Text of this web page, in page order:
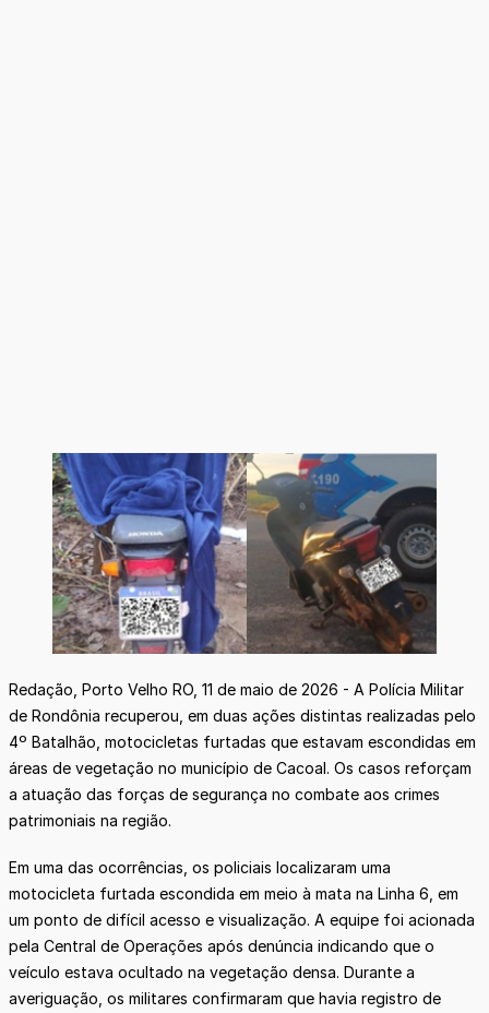
Redação, Porto Velho RO, 11 de maio de 2026 - A Polícia Militar
de Rondônia recuperou, em duas ações distintas realizadas pelo
4º Batalhão, motocicletas furtadas que estavam escondidas em
áreas de vegetação no município de Cacoal. Os casos reforçam
a atuação das forças de segurança no combate aos crimes
patrimoniais na região.
Em uma das ocorrências, os policiais localizaram uma
motocicleta furtada escondida em meio à mata na Linha 6, em
um ponto de difícil acesso e visualização. A equipe foi acionada
pela Central de Operações após denúncia indicando que o
veículo estava ocultado na vegetação densa. Durante a
averiguação, os militares confirmaram que havia registro de